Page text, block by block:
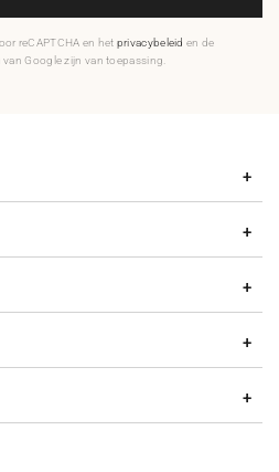
reCAPTCHA en het privacybeleid en de
van Google zijn van toepassing.